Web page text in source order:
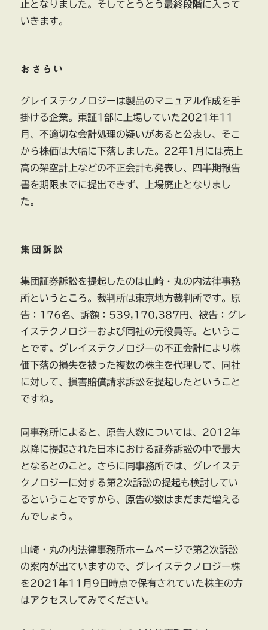
止となりました。そしてとうとう最終段階に入って
いきます。
おさらい
グレイステクノロジーは製品のマニュアル作成を手
掛ける企業。東証1部に上場していた2021年11
月、不適切な会計処理の疑いがあると公表し、そこ
から株価は大幅に下落しました。22年1月には売上
高の架空計上などの不正会計も発表し、四半期報告
書を期限までに提出できず、上場廃止となりまし
た。
集団訴訟
集団証券訴訟を提起したのは山崎・丸の内法律事務
所というところ。裁判所は東京地方裁判所です。原
告：176名、訴額：539,170,387円、被告：グレ
イステクノロジーおよび同社の元役員等。というこ
とです。グレイステクノロジーの不正会計により株
価下落の損失を被った複数の株主を代理して、同社
に対して、損害賠償請求訴訟を提起したということ
ですね。
同事務所によると、原告人数については、2012年
以降に提起された日本における証券訴訟の中で最大
となるとのこと。さらに同事務所では、グレイステ
クノロジーに対する第2次訴訟の提起も検討してい
るということですから、原告の数はまだまだ増える
んでしょう。
山崎・丸の内法律事務所ホームページで第2次訴訟
の案内が出ていますので、グレイステクノロジー株
を2021年11月9日時点で保有されていた株主の方
はアクセスしてみてください。